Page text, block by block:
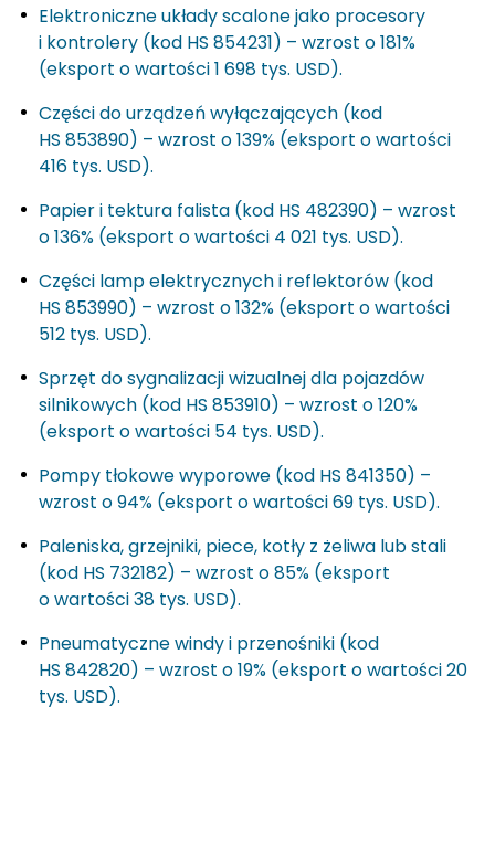
Elektroniczne układy scalone jako procesory
i kontrolery (kod HS 854231) – wzrost o 181%
(eksport o wartości 1 698 tys. USD).
Części do urządzeń wyłączających (kod
HS 853890) – wzrost o 139% (eksport o wartości
416 tys. USD).
Papier i tektura falista (kod HS 482390) – wzrost
o 136% (eksport o wartości 4 021 tys. USD).
Części lamp elektrycznych i reflektorów (kod
HS 853990) – wzrost o 132% (eksport o wartości
512 tys. USD).
Sprzęt do sygnalizacji wizualnej dla pojazdów
silnikowych (kod HS 853910) – wzrost o 120%
(eksport o wartości 54 tys. USD).
Pompy tłokowe wyporowe (kod HS 841350) –
wzrost o 94% (eksport o wartości 69 tys. USD).
Paleniska, grzejniki, piece, kotły z żeliwa lub stali
(kod HS 732182) – wzrost o 85% (eksport
o wartości 38 tys. USD).
Pneumatyczne windy i przenośniki (kod
HS 842820) – wzrost o 19% (eksport o wartości 20
tys. USD).